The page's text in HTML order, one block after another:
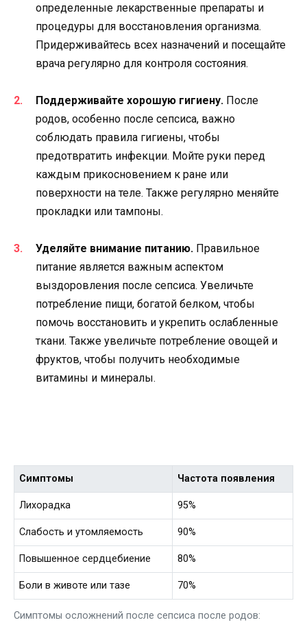
определенные лекарственные препараты и
процедуры для восстановления организма.
Придерживайтесь всех назначений и посещайте
врача регулярно для контроля состояния.
Поддерживайте хорошую гигиену. После
родов, особенно после сепсиса, важно
соблюдать правила гигиены, чтобы
предотвратить инфекции. Мойте руки перед
каждым прикосновением к ране или
поверхности на теле. Также регулярно меняйте
прокладки или тампоны.
Уделяйте внимание питанию. Правильное
питание является важным аспектом
выздоровления после сепсиса. Увеличьте
потребление пищи, богатой белком, чтобы
помочь восстановить и укрепить ослабленные
ткани. Также увеличьте потребление овощей и
фруктов, чтобы получить необходимые
витамины и минералы.
Симптомы осложнений после сепсиса после родов:
Симптомы Частота появления
Лихорадка 95%
Слабость и утомляемость 90%
Повышенное сердцебиение 80%
Боли в животе или тазе 70%